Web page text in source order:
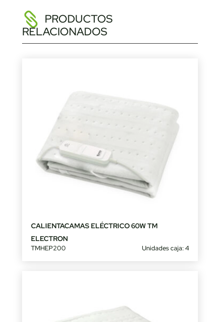
PRODUCTOS
RELACIONADOS
CALIENTACAMAS ELÉCTRICO 60W TM
ELECTRON
TMHEP200 Unidades caja: 4